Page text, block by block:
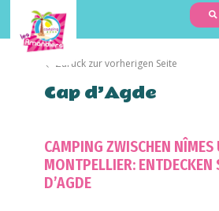
Zurück zur vorherigen Seite
Cap d’Agde
CAMPING ZWISCHEN NÎMES
MONTPELLIER: ENTDECKEN
D’AGDE